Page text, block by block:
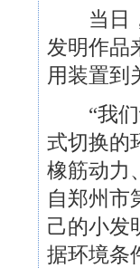
当日，
发明作品
用装置到
“我们
式切换的
橡筋动力
自郑州市
己的小发
据环境条